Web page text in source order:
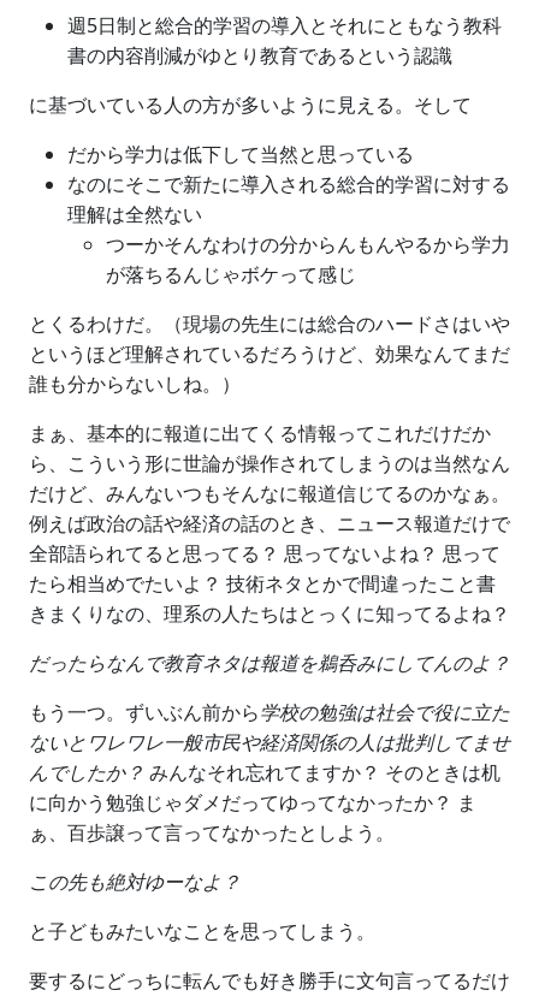
週5日制と総合的学習の導入とそれにともなう教科
書の内容削減がゆとり教育であるという認識
に基づいている人の方が多いように見える。そして
だから学力は低下して当然と思っている
なのにそこで新たに導入される総合的学習に対する
理解は全然ない
つーかそんなわけの分からんもんやるから学力
が落ちるんじゃボケって感じ
とくるわけだ。（現場の先生には総合のハードさはいや
というほど理解されているだろうけど、効果なんてまだ
誰も分からないしね。）
まぁ、基本的に報道に出てくる情報ってこれだけだか
ら、こういう形に世論が操作されてしまうのは当然なん
だけど、みんないつもそんなに報道信じてるのかなぁ。
例えば政治の話や経済の話のとき、ニュース報道だけで
全部語られてると思ってる？ 思ってないよね？ 思って
たら相当めでたいよ？ 技術ネタとかで間違ったこと書
きまくりなの、理系の人たちはとっくに知ってるよね？
だったらなんで教育ネタは報道を鵜呑みにしてんのよ？
もう一つ。ずいぶん前から学校の勉強は社会で役に立た
ないとワレワレ一般市民や経済関係の人は批判してませ
んでしたか？ みんなそれ忘れてますか？ そのときは机
に向かう勉強じゃダメだってゆってなかったか？ ま
ぁ、百歩譲って言ってなかったとしよう。
この先も絶対ゆーなよ？
と子どもみたいなことを思ってしまう。
要するにどっちに転んでも好き勝手に文句言ってるだけ